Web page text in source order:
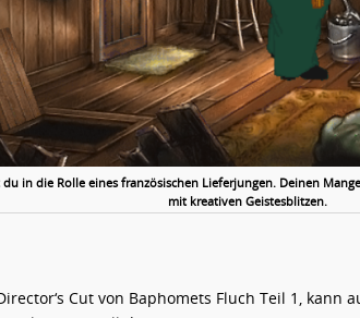
in die Rolle eines französischen Lieferjungen. Deinen
mit kreativen Geistesblitzen.
Cut von Baphomets Fluch Teil 1, kann